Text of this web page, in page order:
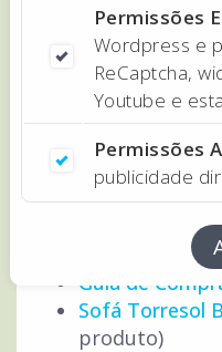
Nota: os
variar ao longo
com o seu
e localização.
Exemplos do
Loja de
Guia de
Sofá Torresol
produto)
Permissões
Wordpress e
ReCaptcha,
Youtube e
Permissões
publicidade